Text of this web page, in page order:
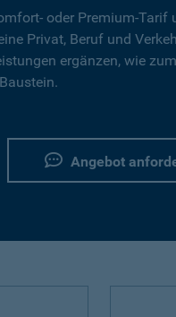
oder Premium-Tarif
Privat, Beruf und
ergänzen, wie
Angebot